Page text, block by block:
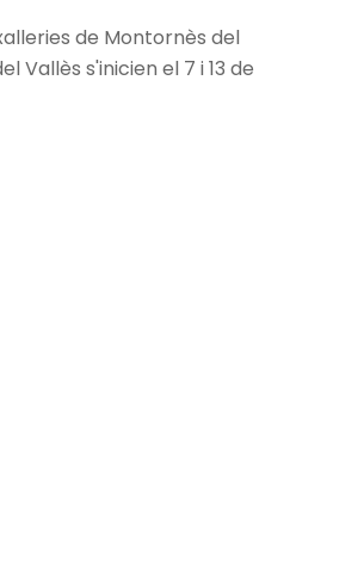
de Montornès del
Vallès s'inicien el 7 i 13 de